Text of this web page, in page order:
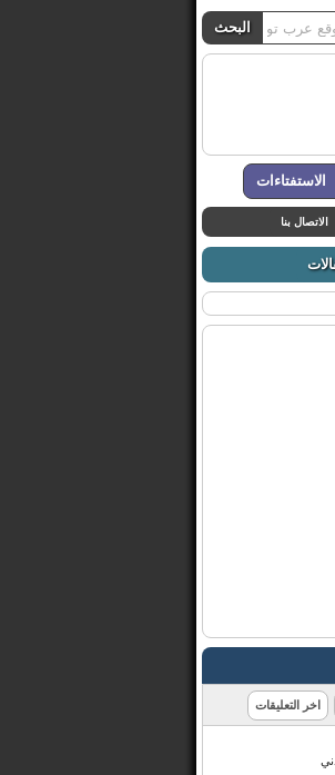
الاستفتاءات
الاتصال بنا
اخر التعليقات